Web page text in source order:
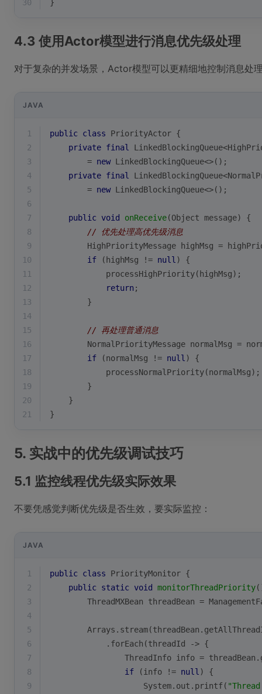
30 }
4.3 使用Actor模型进行消息优先级处理
对于复杂的并发场景，Actor模型可以更精细地控制消息处
JAVA
1 public class PriorityActor {
2
private final
3
        =
new LinkedBlockingQueue<>();
4
private final
5
        =
new LinkedBlockingQueue<>();
6
7
public void onReceive(Object message)
{
8
// 优先处理高优先级消息
9
HighPriorityMessage highMsg =
10
if (highMsg != null ) {
11
            processHighPriority(highMsg);
12
return ;
13
        }
14
15
// 再处理普通消息
16
NormalPriorityMessage normalMsg =
17
if (normalMsg != null ) {
18
            processNormalPriority(normalMsg);
19
        }
20
    }
21
}
5. 实战中的优先级调试技巧
5.1 监控线程优先级实际效果
不要凭感觉判断优先级是否生效，要实际监控：
JAVA
1 public class PriorityMonitor {
2
public static void monitorThreadPriority
3
ThreadMXBean threadBean =
4
5
6
            .forEach(threadId -> {
7
ThreadInfo info =
8
if (info != null ) {
9
                    System.out.printf(